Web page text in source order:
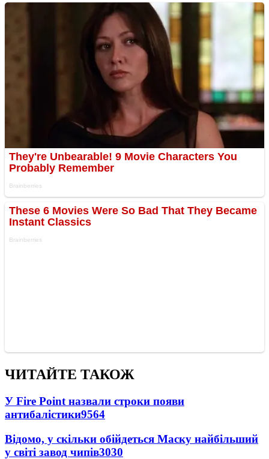
ЧИТАЙТЕ ТАКОЖ
У Fire Point назвали строки появи
антибалістики9564
Відомо, у скільки обійдеться Маску найбільший
у світі завод чипів3030